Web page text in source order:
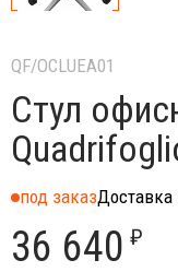
QF/OCLUEA01
Стул
под заказДоставка
36 640 ₽